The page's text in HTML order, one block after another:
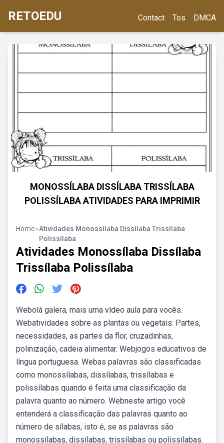
RETOEDU Contact Tos DMCA
MONOSSÍLABA DISSÍLABA TRISSÍLABA
POLISSÍLABA ATIVIDADES PARA IMPRIMIR
Home>Atividades Monossílaba Dissílaba Trissílaba
Polissílaba
Atividades Monossílaba Dissílaba
Trissílaba Polissílaba
Webolá galera, mais uma vídeo aula para vocês.
Webatividades sobre as plantas ou vegetais: Partes,
necessidades, as partes da flor, cruzadinhas,
polinização, cadeia alimentar. Webjogos educativos de
língua portuguesa. Webas palavras são classificadas
como monossílabas, dissílabas, trissílabas e
polissílabas quando é feita uma classificação da
palavra quanto ao número. Webneste artigo você
entenderá a classificação das palavras quanto ao
número de sílabas, isto é, se as palavras são
monossílabas, dissílabas, trissílabas ou polissílabas.